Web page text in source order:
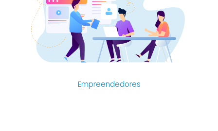
Empreendedores